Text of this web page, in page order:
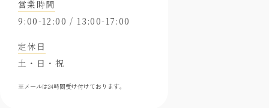
営業時間
9:00-12:00 / 13:00-17:00
定休日
土・日・祝
※メールは24時間受け付けております。